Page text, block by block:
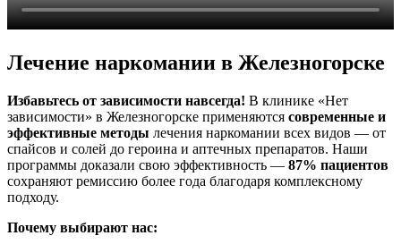
Лечение наркомании в Железногорске
Избавьтесь от зависимости навсегда! В клинике «Нет
зависимости» в Железногорске применяются современные и
эффективные методы лечения наркомании всех видов — от
спайсов и солей до героина и аптечных препаратов. Наши
программы доказали свою эффективность — 87% пациентов
сохраняют ремиссию более года благодаря комплексному
подходу.
Почему выбирают нас: